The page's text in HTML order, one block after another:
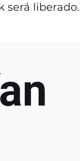
será liberado.